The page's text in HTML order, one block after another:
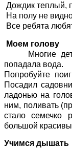
Дождик теплый,
На полу не
Все ребята
Моем голову
Многие
попадала вода.
Попробуйте
Посадил
ладонью на
ним, поливать
стало семечко
большой
Учимся дышать